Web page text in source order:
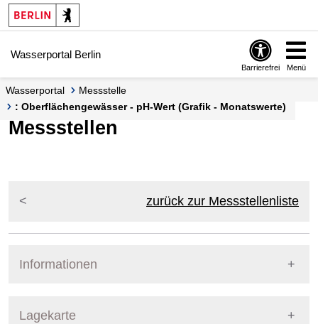
Springe zur Navigation
Springe zum Inhalt
Wasserportal Berlin
Barrierefrei Menü
Wasserportal
Messstelle
: Oberflächengewässer - pH-Wert (Grafik - Monatswerte)
Messstellen
zurück zur Messstellenliste
Informationen
Lagekarte